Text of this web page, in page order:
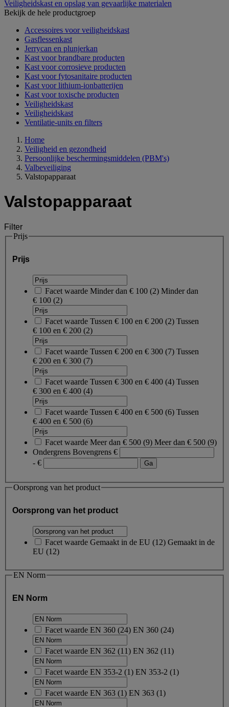
Veiligheidskast en opslag van gevaarlijke materialen
Bekijk de hele productgroep
Accessoires voor veiligheidskast
Gasflessenkast
Jerrycan en plunjerkan
Kast voor brandbare producten
Kast voor corrosieve producten
Kast voor fytosanitaire producten
Kast voor lithium-ionbatterijen
Kast voor toxische producten
Veiligheidskast
Veiligheidskast
Ventilatie-units en filters
Home
Veiligheid en gezondheid
Persoonlijke beschermingsmiddelen (PBM's)
Valbeveiliging
Valstopapparaat
Valstopapparaat
Filter
Prijs
Prijs
Facet waarde Minder dan € 100 (2) Minder dan
€ 100 (2)
Facet waarde Tussen € 100 en € 200 (2) Tussen
€ 100 en € 200 (2)
Facet waarde Tussen € 200 en € 300 (7) Tussen
€ 200 en € 300 (7)
Facet waarde Tussen € 300 en € 400 (4) Tussen
€ 300 en € 400 (4)
Facet waarde Tussen € 400 en € 500 (6) Tussen
€ 400 en € 500 (6)
Facet waarde Meer dan € 500 (9) Meer dan € 500 (9)
Ondergrens Bovengrens €
- €
Oorsprong van het product
Oorsprong van het product
Facet waarde Gemaakt in de EU (12) Gemaakt in de
EU (12)
EN Norm
EN Norm
Facet waarde EN 360 (24) EN 360 (24)
Facet waarde EN 362 (11) EN 362 (11)
Facet waarde EN 353-2 (1) EN 353-2 (1)
Facet waarde EN 363 (1) EN 363 (1)